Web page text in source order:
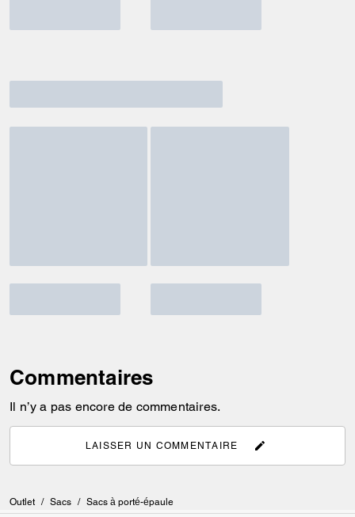
Commentaires
Il n’y a pas encore de commentaires.
LAISSER UN COMMENTAIRE
Outlet / Sacs / Sacs à porté-épaule